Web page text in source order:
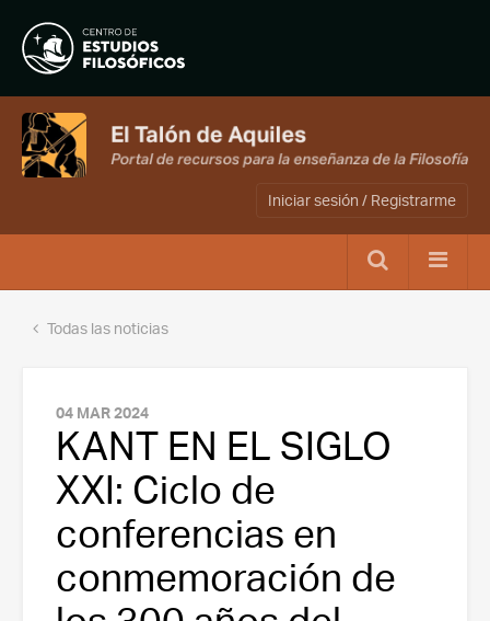
Iniciar sesión / Registrarme
Todas las noticias
04 MAR 2024
KANT EN EL SIGLO
XXI: Ciclo de
conferencias en
conmemoración de